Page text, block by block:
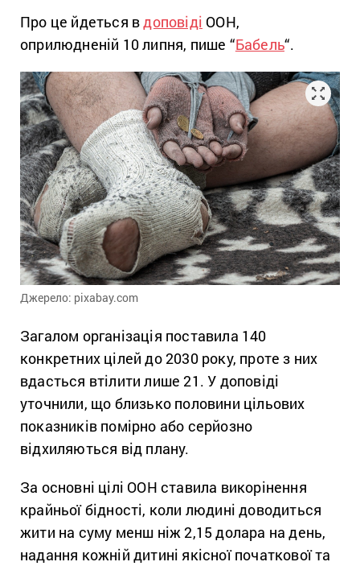
Про це йдеться вдоповіді ООН,
оприлюдненій 10 липня, пише “Бабель“.
Джерело: pixabay.com
Загалом організація поставила 140
конкретних цілей до 2030 року, проте з них
вдасться втілити лише 21. У доповіді
уточнили, що близько половини цільових
показників помірно або серйозно
відхиляються від плану.
За основні цілі ООН ставила викорінення
крайньої бідності, коли людині доводиться
жити на суму менш ніж 2,15 долара на день,
надання кожній дитині якісної початкової та